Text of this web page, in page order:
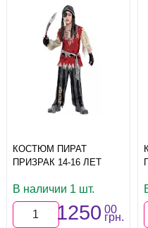
КОСТЮМ ПИРАТ
ПРИЗРАК 14-16 ЛЕТ
В наличии 1 шт.
1250 00
грн.